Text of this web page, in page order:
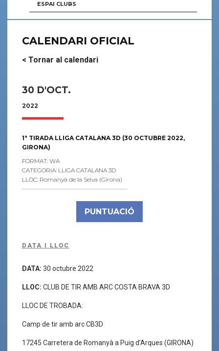
ESPAI CLUBS
CALENDARI OFICIAL
< Tornar al calendari
30 D'OCT.
2022
1ª TIRADA LLIGA CATALANA 3D (30 OCTUBRE 2022,
GIRONA)
FORMAT: WA
CATEGORIA: LLIGA CATALANA 3D
LLOC: Romanyà de la Selva (Girona)
PUNTUACIÓ
DATA I LLOC
DATA: 30 octubre 2022
LLOC: CLUB DE TIR AMB ARC COSTA BRAVA 3D
LLOC DE TROBADA:
Camp de tir amb arc CB3D
17245 Carretera de Romanyà a Puig d’Arques (GIRONA)